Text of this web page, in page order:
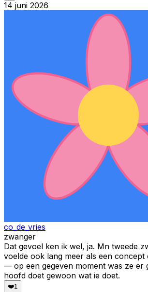
14 juni 2026
co_de_vries
zwanger
Dat gevoel ken ik wel, ja. Mn tweede
voelde ook lang meer als een concept
— op een gegeven moment was ze er
hoofd doet gewoon wat ie doet.
❤️1